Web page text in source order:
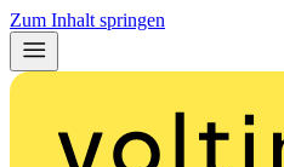
Zum Inhalt springen